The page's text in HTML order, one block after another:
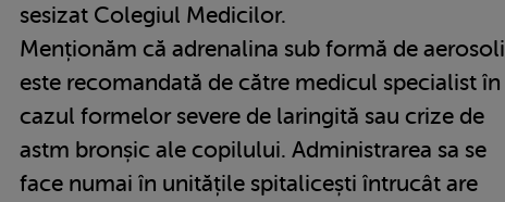
sesizat Colegiul Medicilor.
Menționăm că adrenalina sub formă de aerosoli
este recomandată de către medicul specialist în
cazul formelor severe de laringită sau crize de
astm bronșic ale copilului. Administrarea sa se
face numai în unitățile spitalicești întrucât are